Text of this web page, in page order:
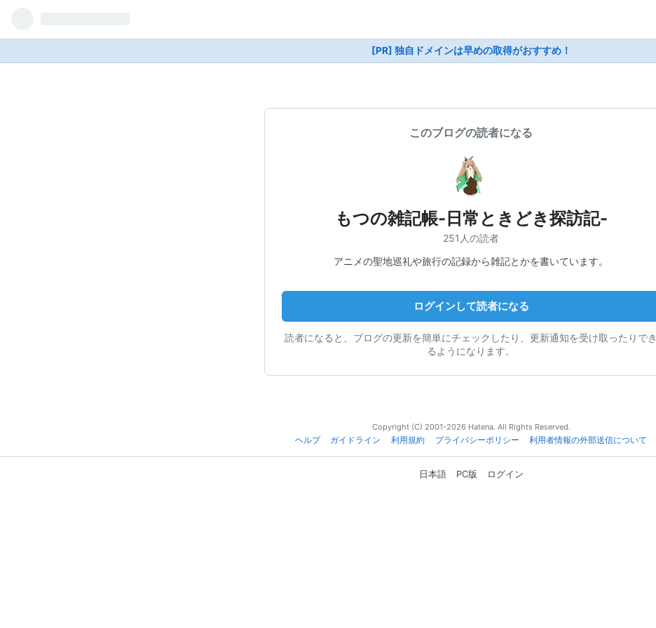
[PR] 独自ドメインは早めの取得がおすすめ！
このブログの読者になる
もつの雑記帳-日常ときどき探訪記-
251人の読者
アニメの聖地巡礼や旅行の記録から雑記とかを書いています。
ログインして読者になる
読者になると、ブログの更新を簡単にチェックしたり、更新通知を受け取ったりでき
るようになります。
Copyright (C) 2001-2026 Hatena. All Rights Reserved.
ヘルプ
ガイドライン 利用規約 プライバシーポリシー 利用者情報の外部送信について
日本語 PC版 ログイン